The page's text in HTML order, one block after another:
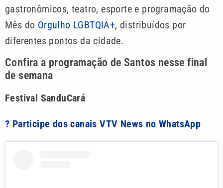
gastronômicos, teatro, esporte e programação do
Mês do Orgulho LGBTQIA+, distribuídos por
diferentes pontos da cidade.
Confira a programação de Santos nesse final
de semana
Festival SanduCará
? Participe dos canais VTV News no WhatsApp